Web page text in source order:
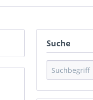
Suche